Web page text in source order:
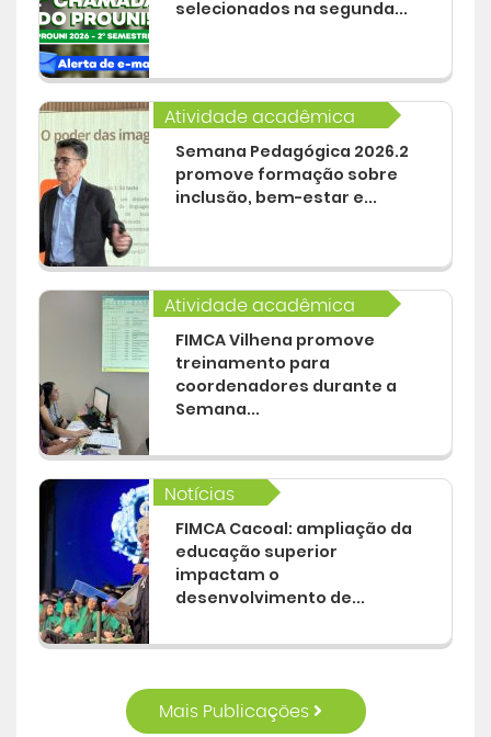
selecionados na segunda...
Atividade acadêmica
Semana Pedagógica 2026.2
promove formação sobre
inclusão, bem-estar e...
Atividade acadêmica
FIMCA Vilhena promove
treinamento para
coordenadores durante a
Semana...
Notícias
FIMCA Cacoal: ampliação da
educação superior
impactam o
desenvolvimento de...
Mais Publicações